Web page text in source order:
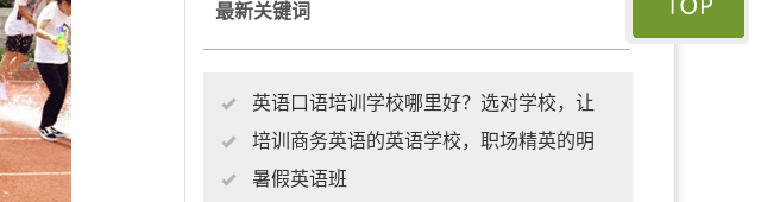
最新关键词
英语口语培训学校哪里好？选对学校，让
培训商务英语的英语学校，职场精英的明
暑假英语班